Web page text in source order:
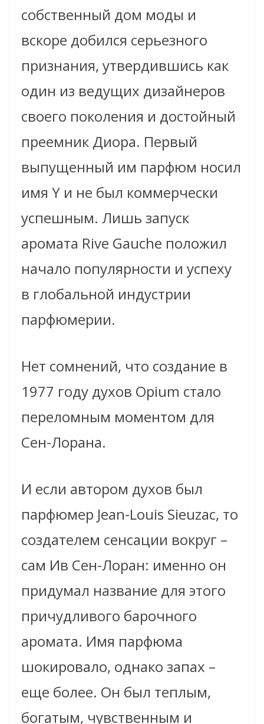
собственный дом моды и
вскоре добился серьезного
признания, утвердившись как
один из ведущих дизайнеров
своего поколения и достойный
преемник Диора. Первый
выпущенный им парфюм носил
имя Y и не был коммерчески
успешным. Лишь запуск
аромата Rive Gauche положил
начало популярности и успеху
в глобальной индустрии
парфюмерии.
Нет сомнений, что создание в
1977 году духов Opium стало
переломным моментом для
Сен-Лорана.
И если автором духов был
парфюмер Jean-Louis Sieuzac, то
создателем сенсации вокруг –
сам Ив Сен-Лоран: именно он
придумал название для этого
причудливого барочного
аромата. Имя парфюма
шокировало, однако запах –
еще более. Он был теплым,
богатым, чувственным и